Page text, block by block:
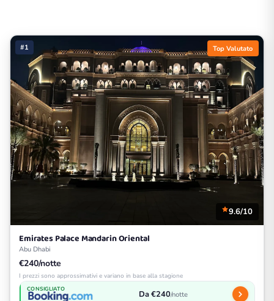
#1 Top Valutato
9.6/10
Emirates Palace Mandarin Oriental
Abu Dhabi
€240/notte
I prezzi sono approssimativi e variano in base alla stagione
CONSIGLIATO Da €240/notte